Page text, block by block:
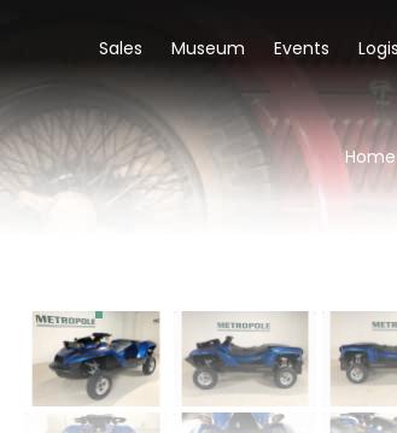
Sales Museum Events
Home
VERKOCHT
‹